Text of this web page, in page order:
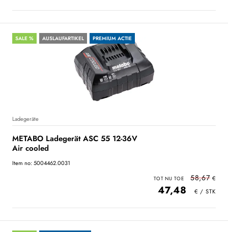
SALE % AUSLAUFARTIKEL PREMIUM ACTIE
Ladegeräte
METABO Ladegerät ASC 55 12-36V
Air cooled
Item no: 5004462.0031
58,67
47,48